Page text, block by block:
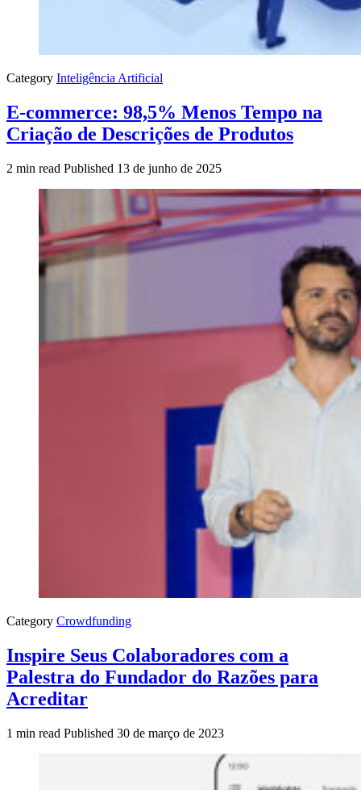
Category Inteligência Artificial
E-commerce: 98,5% Menos Tempo na
Criação de Descrições de Produtos
2 min read Published 13 de junho de 2025
Category Crowdfunding
Inspire Seus Colaboradores com a
Palestra do Fundador do Razões para
Acreditar
1 min read Published 30 de março de 2023